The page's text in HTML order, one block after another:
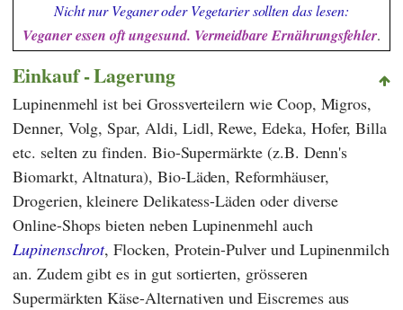
Nicht nur Veganer oder Vegetarier sollten das lesen:
Veganer essen oft ungesund. Vermeidbare Ernährungsfehler.
Einkauf - Lagerung
Lupinenmehl ist bei Grossverteilern wie Coop, Migros,
Denner, Volg,Spar, Aldi, Lidl,Rewe,Edeka, Hofer, Billa
etc. selten zu finden. Bio-Supermärkte (z.B. Denn's
Biomarkt,Altnatura), Bio-Läden, Reformhäuser,
Drogerien, kleinere Delikatess-Läden oder diverse
Online-Shops bieten neben Lupinenmehl auch
Lupinenschrot, Flocken, Protein-Pulver und Lupinenmilch
an. Zudem gibt es in gut sortierten, grösseren
Supermärkten Käse-Alternativen und Eiscremes aus